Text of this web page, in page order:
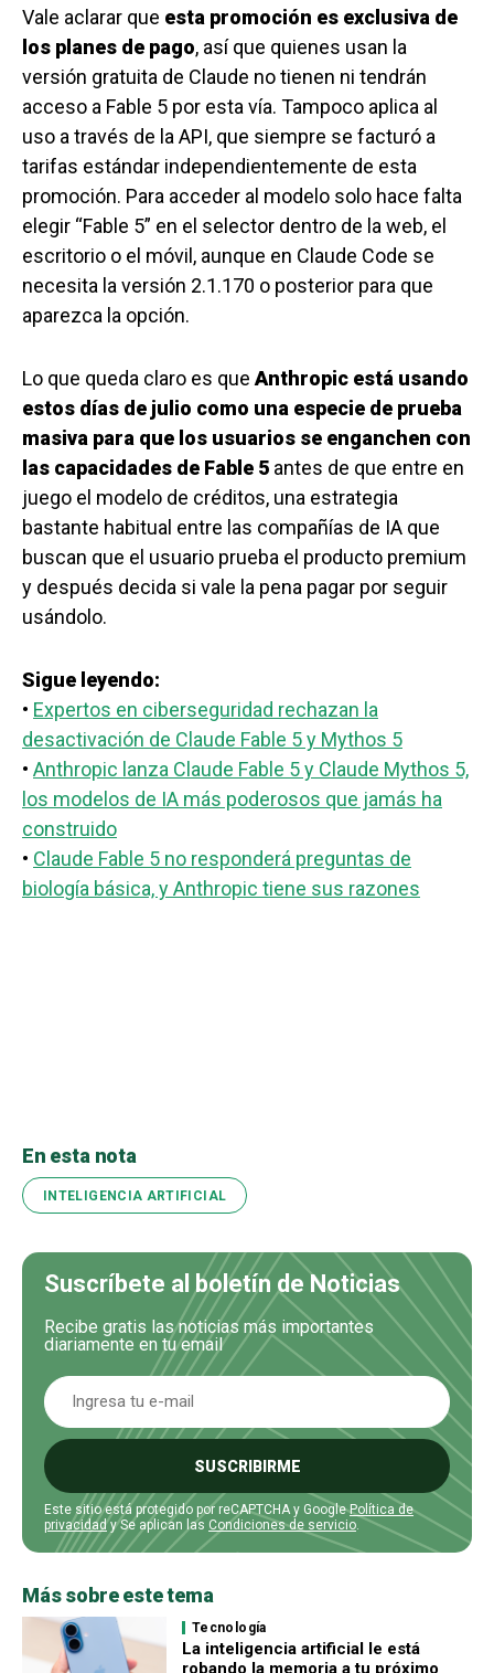
Vale aclarar que esta promoción es exclusiva de
los planes de pago, así que quienes usan la
versión gratuita de Claude no tienen ni tendrán
acceso a Fable 5 por esta vía. Tampoco aplica al
uso a través de la API, que siempre se facturó a
tarifas estándar independientemente de esta
promoción. Para acceder al modelo solo hace falta
elegir “Fable 5” en el selector dentro de la web, el
escritorio o el móvil, aunque en Claude Code se
necesita la versión 2.1.170 o posterior para que
aparezca la opción.
Lo que queda claro es queAnthropic está usando
estos días de julio como una especie de prueba
masiva para que los usuarios se enganchen con
las capacidades de Fable 5 antes de que entre en
juego el modelo de créditos, una estrategia
bastante habitual entre las compañías de IA que
buscan que el usuario prueba el producto premium
y después decida si vale la pena pagar por seguir
usándolo.
Sigue leyendo:
• Expertos en ciberseguridad rechazan la
desactivación de Claude Fable 5 y Mythos 5
• Anthropic lanza Claude Fable 5 y Claude Mythos 5,
los modelos de IA más poderosos que jamás ha
construido
• Claude Fable 5 no responderá preguntas de
biología básica, y Anthropic tiene sus razones
En esta nota
INTELIGENCIA ARTIFICIAL
Suscríbete al boletín de Noticias
Recibe gratis las noticias más importantes
diariamente en tu email
SUSCRIBIRME
Este sitio está protegido por reCAPTCHA y GooglePolítica de
privacidady Se aplican las Condiciones de servicio.
Más sobre este tema
Tecnología
La inteligencia artificial le está